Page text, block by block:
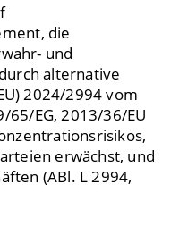
die
und
alternative
2024/2994 vom
EG, 2013/36/EU
erwächst, und
(ABl. L 2994,